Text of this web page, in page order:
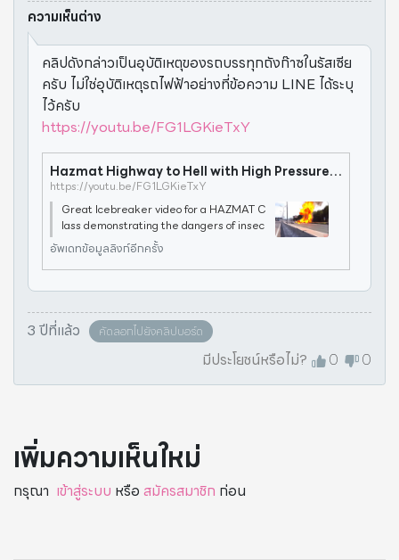
ความเห็นต่าง
คลิปดังกล่าวเป็นอุบัติเหตุของรถบรรทุกถังก๊าซในรัสเซีย
ครับ ไม่ใช่อุบัติเหตุรถไฟฟ้าอย่างที่ข้อความ LINE ได้ระบุ
ไว้ครับ
https://youtu.be/FG1LGKieTxY
Hazmat Highway to Hell with High Pressure Gas Cylinders (No Music)
https://youtu.be/FG1LGKieTxY
Great Icebreaker video for a HAZMAT C
lass demonstrating the dangers of insec
ure high pressure cylinders in a highway
accident. This was an accident that occu
rred in Russia. Russians have dashcams
in o
อัพเดทข้อมูลลิงก์อีกครั้ง
3 ปีที่แล้ว คัดลอกไปยังคลิปบอร์ด
มีประโยชน์หรือไม่? 0 0
เพิ่มความเห็นใหม่
กรุณา เข้าสู่ระบบ หรือ สมัครสมาชิก ก่อน